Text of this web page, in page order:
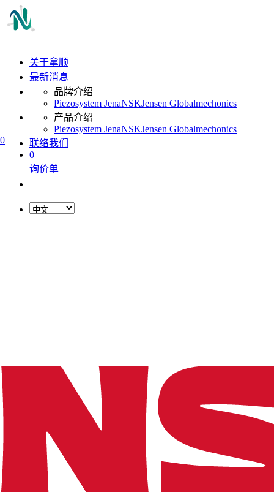
0
关于拿顺
最新消息
品牌介绍
Piezosystem JenaNSKJensen Globalmechonics
产品介绍
Piezosystem JenaNSKJensen Globalmechonics
联络我们
0
询价单